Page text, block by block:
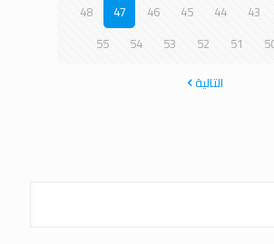
43
44
45
46
47
48
51
52
53
54
55
التالية